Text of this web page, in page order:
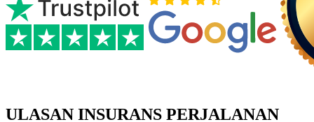
ULASAN INSURANS PERJALANAN